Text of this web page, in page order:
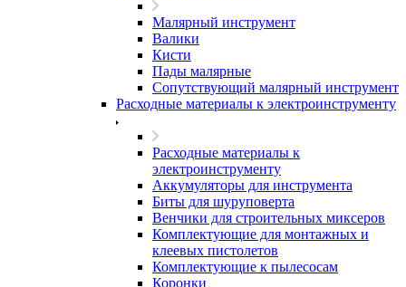
Малярный инструмент
Валики
Кисти
Пады малярные
Сопутствующий малярный инструмент
Расходные материалы к электроинструменту
Расходные материалы к
электроинструменту
Аккумуляторы для инструмента
Биты для шуруповерта
Венчики для строительных миксеров
Комплектующие для монтажных и
клеевых пистолетов
Комплектующие к пылесосам
Коронки